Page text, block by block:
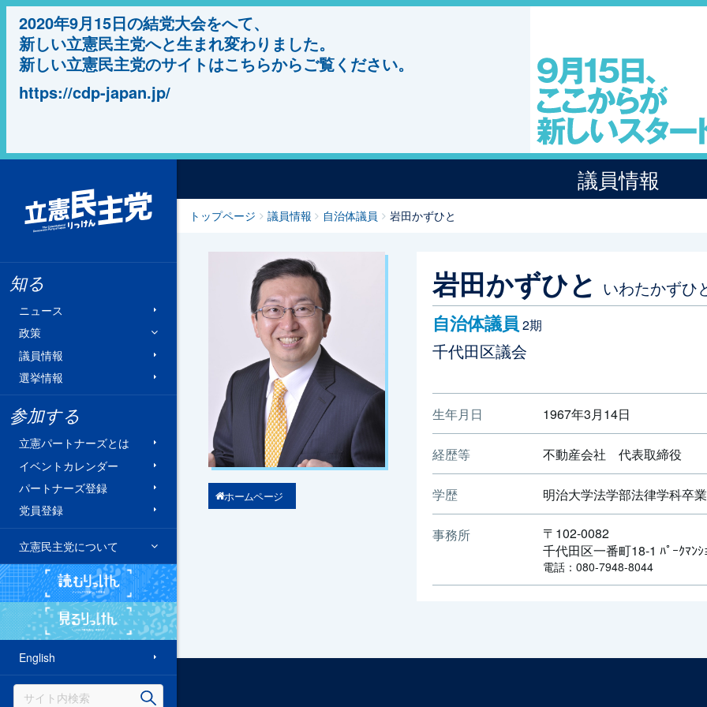
2020年9月15日の結党大会をへて、
新しい立憲民主党へと生まれ変わりました。
新しい立憲民主党のサイトはこちらからご覧ください。
https://cdp-japan.jp/
知る
ニュース
政策
議員情報
選挙情報
参加する
立憲パートナーズとは
イベントカレンダー
パートナーズ登録
党員登録
立憲民主党について
English
議員情報
トップページ 議員情報 自治体議員 岩田かずひと
ホームページ
岩田かずひと いわたかずひ
自治体議員 2期
千代田区議会
生年月日 1967年3月14日
経歴等 不動産会社 代表取締役
学歴 明治大学法学部法律学科卒業
事務所
〒102-0082
千代田区一番町18-1 ﾊﾟｰｸﾏﾝ
電話：080-7948-8044